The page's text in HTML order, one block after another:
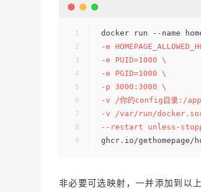
docker run --name
-e
-e PUID=1000 \
-e PGID=1000 \
-p 3000:3000 \
-v /你的config目录:/
-v /var/run/
--restart unless-
ghcr.io/gethomepage/
非必要可选映射，一并添加到以